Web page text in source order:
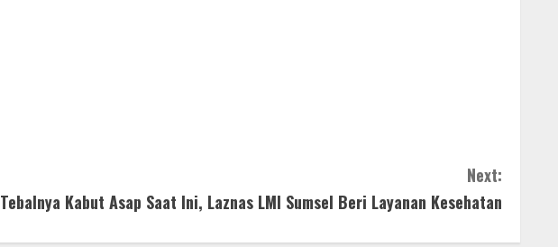
Next:
Tebalnya Kabut Asap Saat Ini, Laznas LMI Sumsel Beri Layanan Kesehatan